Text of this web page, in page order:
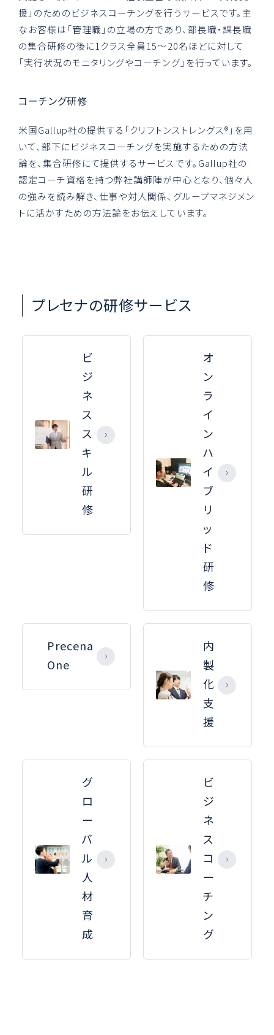
援」のためのビジネスコーチングを行うサービスです。主
なお客様は「管理職」の立場の方であり、部長職・課長職
の集合研修の後に1クラス全員15～20名ほどに対して
「実行状況のモニタリングやコーチング」を行っています。
コーチング研修
米国Gallup社の提供する「クリフトンストレングス®」を用
いて、部下にビジネスコーチングを実施するための方法
論を、集合研修にて提供するサービスです。Gallup社の
認定コーチ資格を持つ弊社講師陣が中心となり、個々人
の強みを読み解き、仕事や対人関係、グループマネジメン
トに活かすための方法論をお伝えしています。
プレセナの研修サービス
ビ
ジ
ネ
ス
ス
キ
ル
研
修
オ
ン
ラ
イ
ン
ハ
イ
ブ
リ
ッ
ド
研
修
Precena
One
内
製
化
支
援
グ
ロ
ー
バ
ル
人
材
育
成
ビ
ジ
ネ
ス
コ
ー
チ
ン
グ